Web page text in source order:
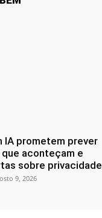
IA prometem prever
aconteçam e
sobre privacidade
9, 2026